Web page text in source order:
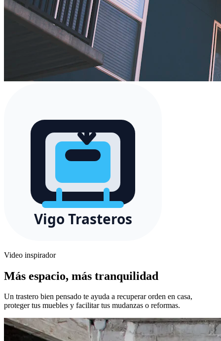
Video inspirador
Más espacio, más tranquilidad
Un trastero bien pensado te ayuda a recuperar orden en casa,
proteger tus muebles y facilitar tus mudanzas o reformas.